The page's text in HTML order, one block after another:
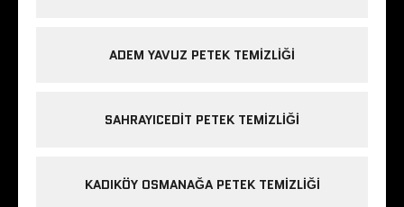
ADEM YAVUZ PETEK TEMIZLIĞI
SAHRAYICEDIT PETEK TEMIZLIĞI
KADIKÖY OSMANAĞA PETEK TEMIZLIĞI